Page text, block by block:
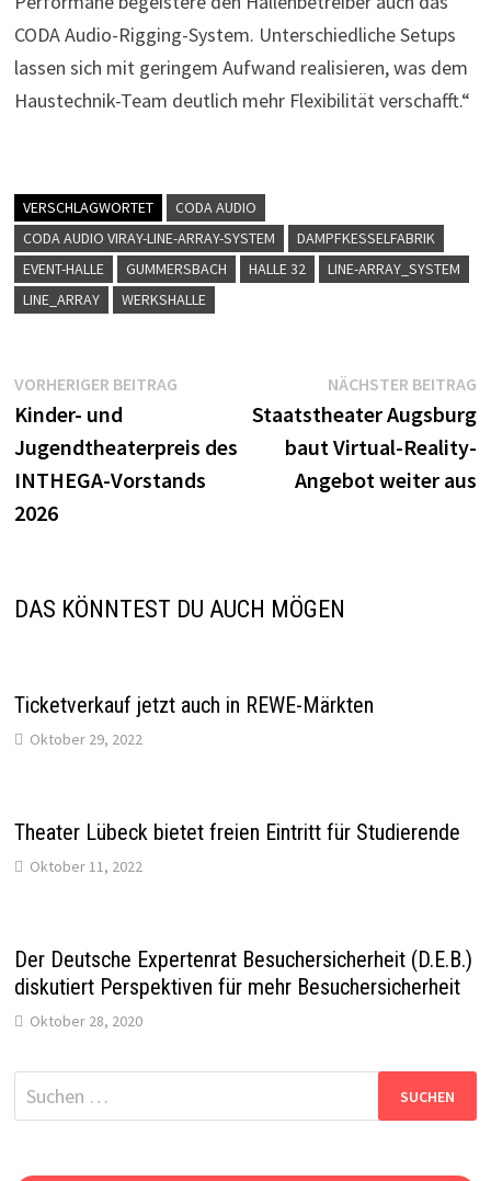
CODA Audio-Rigging-System. Unterschiedliche Setups
lassen sich mit geringem Aufwand realisieren, was dem
Haustechnik-Team deutlich mehr Flexibilität verschafft.“
VERSCHLAGWORTET
CODA AUDIO
CODA AUDIO VIRAY-LINE-ARRAY-SYSTEM
DAMPFKESSELFABRIK
EVENT-HALLE
GUMMERSBACH HALLE 32
LINE-ARRAY_SYSTEM
LINE_ARRAY
WERKSHALLE
Beitragsnavigation
VORHERIGER BEITRAG
Kinder- und
Jugendtheaterpreis des
INTHEGA-Vorstands
2026
NÄCHSTER BEITRAG
Staatstheater Augsburg
baut Virtual-Reality-
Angebot weiter aus
DAS KÖNNTEST DU AUCH MÖGEN
Ticketverkauf jetzt auch in REWE-Märkten
Oktober 29, 2022
Theater Lübeck bietet freien Eintritt für Studierende
Oktober 11, 2022
Der Deutsche Expertenrat Besuchersicherheit (D.E.B.)
diskutiert Perspektiven für mehr Besuchersicherheit
Oktober 28, 2020
Suchen
nach: